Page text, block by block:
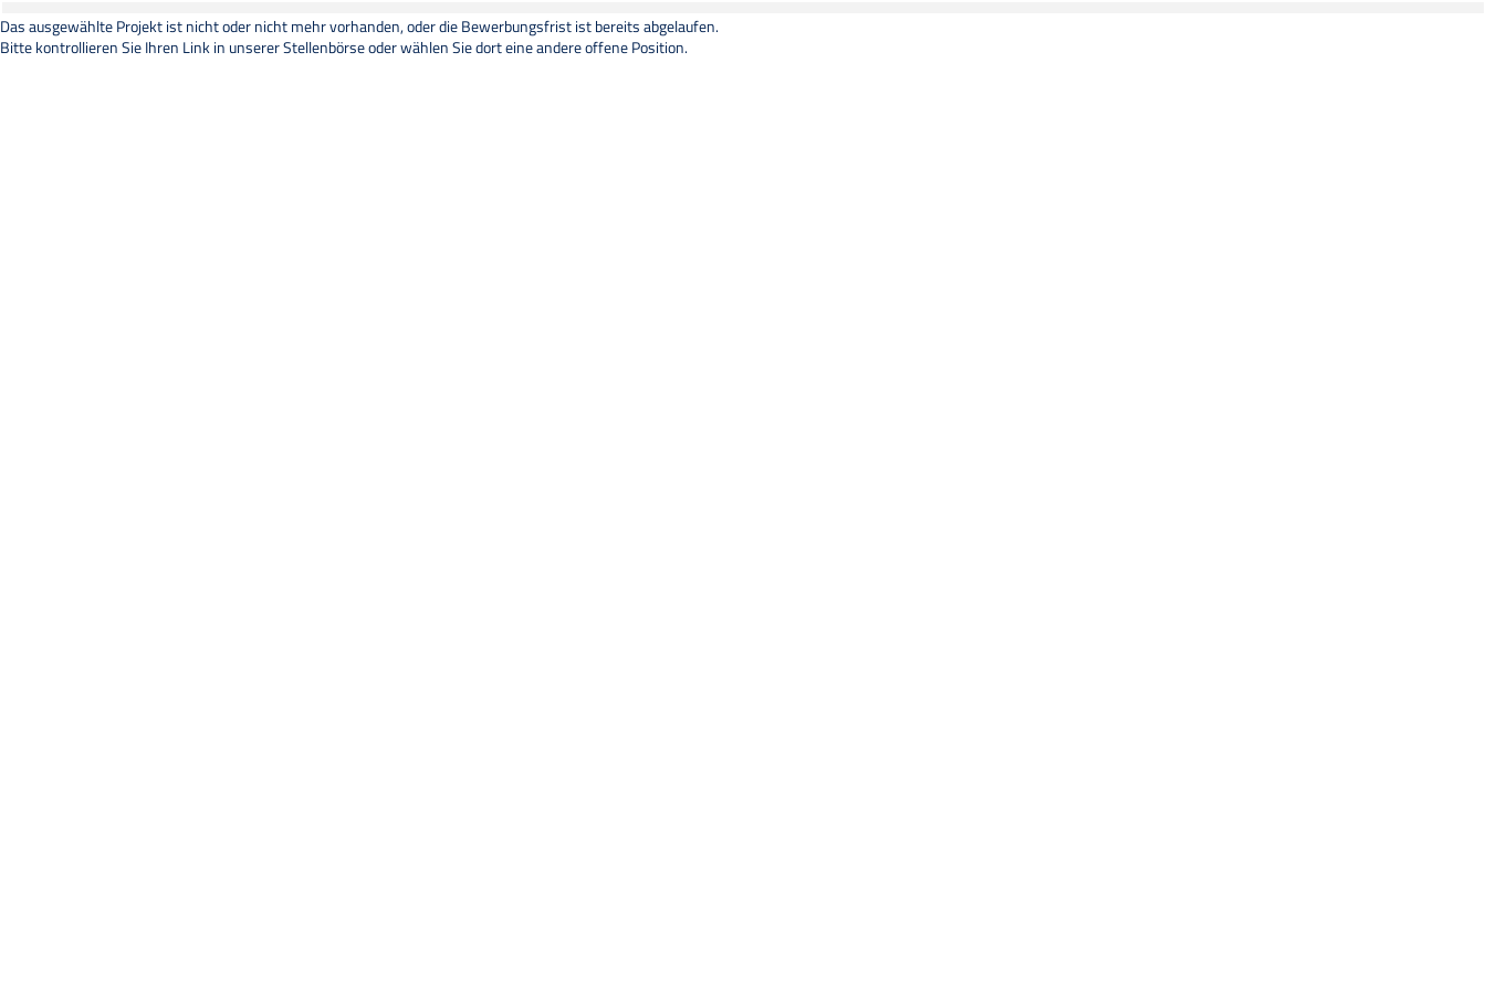
Das ausgewählte Projekt ist nicht oder nicht mehr vorhanden, oder die Bewerbungsfrist ist bereits abgelaufen.
Bitte kontrollieren Sie Ihren Link in unsererStellenbörseoder wählen Sie dort eine andere offene Position.